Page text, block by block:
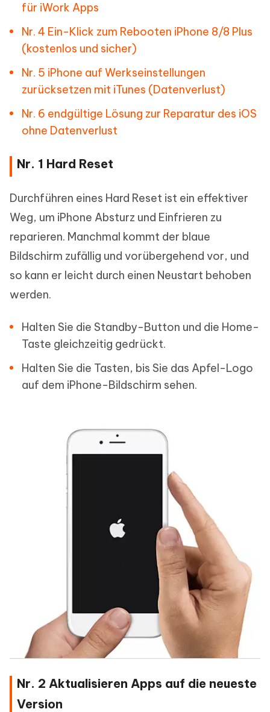
für iWork Apps
Nr. 4 Ein-Klick zum Rebooten iPhone 8/8 Plus
(kostenlos und sicher)
Nr. 5 iPhone auf Werkseinstellungen
zurücksetzen mit iTunes (Datenverlust)
Nr. 6 endgültige Lösung zur Reparatur des iOS
ohne Datenverlust
Nr. 1 Hard Reset
Durchführen eines Hard Reset ist ein effektiver
Weg, um iPhone Absturz und Einfrieren zu
reparieren. Manchmal kommt der blaue
Bildschirm zufällig und vorübergehend vor, und
so kann er leicht durch einen Neustart behoben
werden.
Halten Sie die Standby-Button und die Home-
Taste gleichzeitig gedrückt.
Halten Sie die Tasten, bis Sie das Apfel-Logo
auf dem iPhone-Bildschirm sehen.
Nr. 2 Aktualisieren Apps auf die neueste
Version